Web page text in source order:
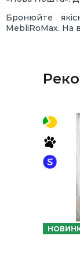
Бронюйте
MebliRoMax. На